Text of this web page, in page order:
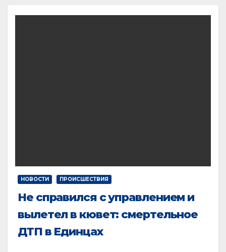
НОВОСТИ ПРОИСШЕСТВИЯ
Не справился с управлением и
вылетел в кювет: смертельное
ДТП в Единцах